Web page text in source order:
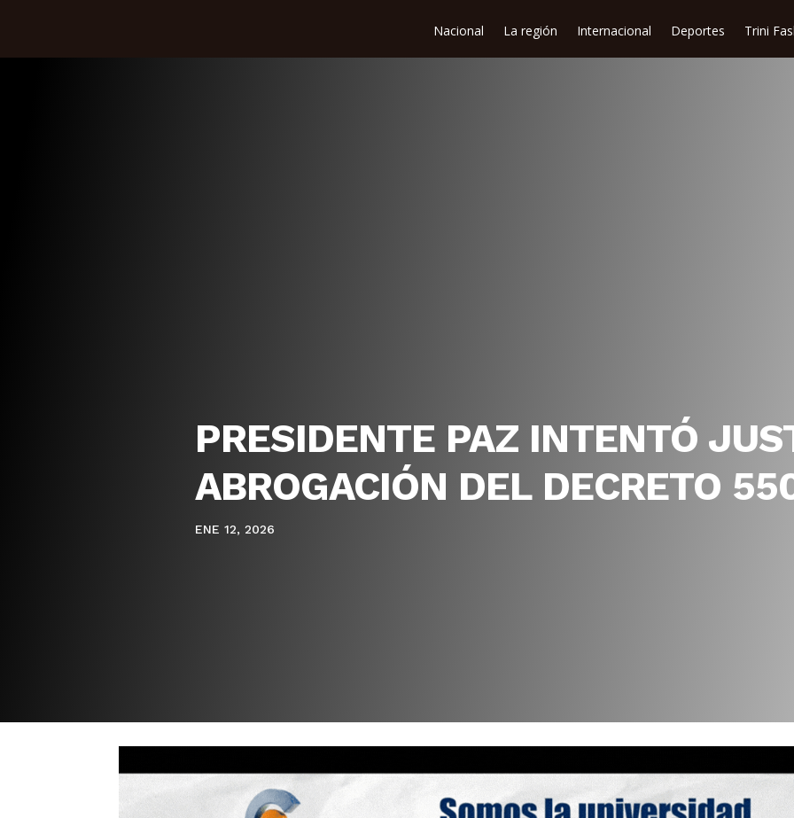
Nacional La región Internacional Deportes Trini
PRESIDENTE PAZ INTENTÓ
ABROGACIÓN DEL DECRETO
ENE 12, 2026